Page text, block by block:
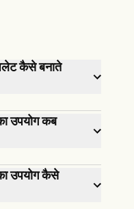
कैसे बनाते
डॉक्टर का
का उपयोग
उपयोग कब
या चोट के
जाता है, तो
के लिए सहायता
उपयोग कैसे